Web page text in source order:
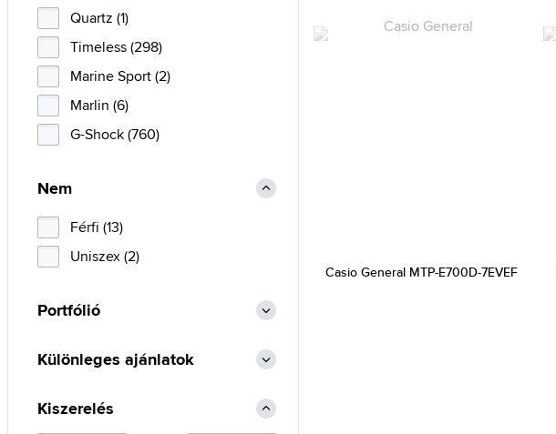
Casio General MTP-E700D-7EVEF
Quartz (1)
Timeless (298)
Marine Sport (2)
Marlin (6)
G-Shock (760)
Nem
Férfi (13)
Uniszex (2)
Portfólió
Különleges ajánlatok
Kiszerelés